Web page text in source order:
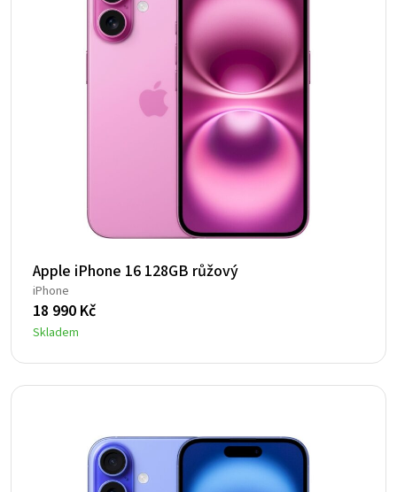
Apple iPhone 16 128GB růžový
iPhone
18 990 Kč
Skladem